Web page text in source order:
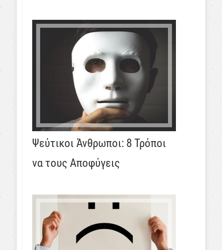
Ψεύτικοι Άνθρωποι: 8 Τρόποι
να τους Αποφύγεις